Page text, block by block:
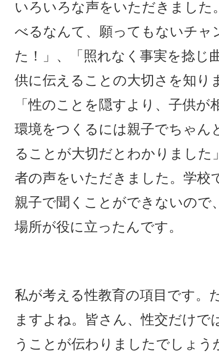
いろいろな声をいただきました
べるなんて、願ってもないチャ
た！」、「照れなく事実を捻じ
供に伝えることの大切さを知り
「性のことを隠すより、子供が
環境をつくるには親子でちゃん
ることが大切だとわかりました
者の声をいただきました。学校
親子で聞くことができないので
場所が役に立ったんです。
私が考える性教育の項目です。
ますよね。皆さん、性交だけで
うことが伝わりましたでしょう